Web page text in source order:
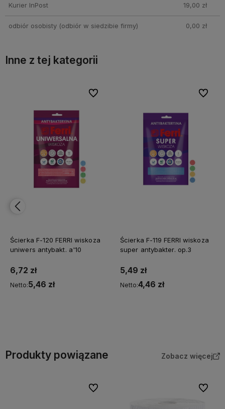
Kurier InPost 19,00 zł
odbiór osobisty(odbiór w siedzibie firmy) 0,00 zł
Inne z tej kategorii
Ścierka F-120 FERRI wiskoza
uniwers antybakt. a'10
6,72 zł
Netto:5,46 zł
Do ulubionych
Do ulubionych
Ścierka F-119 FERRI wiskoza
super antybakter. op.3
5,49 zł
Netto:4,46 zł
Do
Do
Produkty powiązane Zobacz więcej
Do ulubionych Do